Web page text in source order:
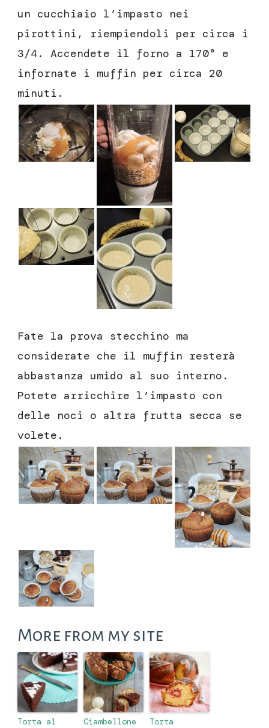
un cucchiaio l’impasto nei
pirottini, riempiendoli per circa i
3/4. Accendete il forno a 170° e
infornate i muffin per circa 20
minuti.
Fate la prova stecchino ma
considerate che il muffin resterà
abbastanza umido al suo interno.
Potete arricchire l’impasto con
delle noci o altra frutta secca se
volete.
More from my site
Torta al
Ciambellone
Torta